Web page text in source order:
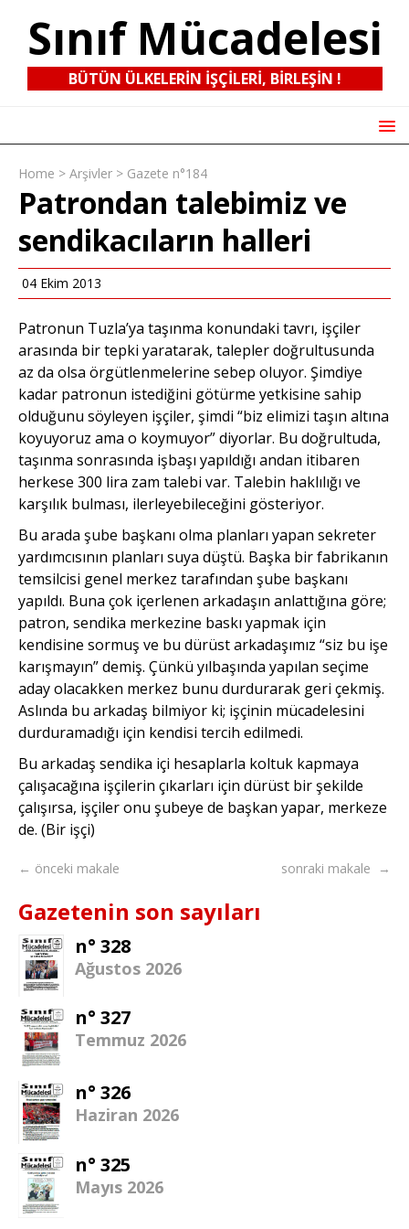
Sınıf Mücadelesi
BÜTÜN ÜLKELERIN IŞÇILERI, BIRLEŞIN !
Home > Arşivler > Gazete n°184
Patrondan talebimiz ve
sendikacıların halleri
04 Ekim 2013
Patronun Tuzla’ya taşınma konundaki tavrı, işçiler
arasında bir tepki yaratarak, talepler doğrultusunda
az da olsa örgütlenmelerine sebep oluyor. Şimdiye
kadar patronun istediğini götürme yetkisine sahip
olduğunu söyleyen işçiler, şimdi “biz elimizi taşın altına
koyuyoruz ama o koymuyor” diyorlar. Bu doğrultuda,
taşınma sonrasında işbaşı yapıldığı andan itibaren
herkese 300 lira zam talebi var. Talebin haklılığı ve
karşılık bulması, ilerleyebileceğini gösteriyor.
Bu arada şube başkanı olma planları yapan sekreter
yardımcısının planları suya düştü. Başka bir fabrikanın
temsilcisi genel merkez tarafından şube başkanı
yapıldı. Buna çok içerlenen arkadaşın anlattığına göre;
patron, sendika merkezine baskı yapmak için
kendisine sormuş ve bu dürüst arkadaşımız “siz bu işe
karışmayın” demiş. Çünkü yılbaşında yapılan seçime
aday olacakken merkez bunu durdurarak geri çekmiş.
Aslında bu arkadaş bilmiyor ki; işçinin mücadelesini
durduramadığı için kendisi tercih edilmedi.
Bu arkadaş sendika içi hesaplarla koltuk kapmaya
çalışacağına işçilerin çıkarları için dürüst bir şekilde
çalışırsa, işçiler onu şubeye de başkan yapar, merkeze
de. (Bir işçi)
← önceki makale sonraki makale →
Gazetenin son sayıları
n° 328
Ağustos 2026
n° 327
Temmuz 2026
n° 326
Haziran 2026
n° 325
Mayıs 2026